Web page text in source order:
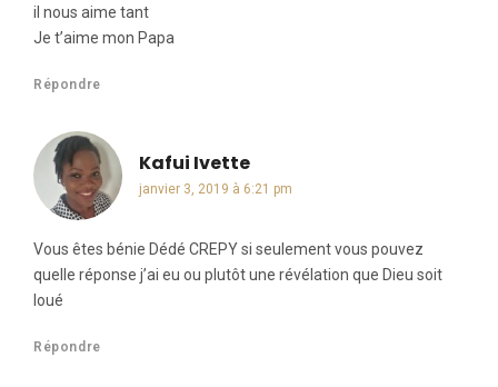
il nous aime tant
Je t’aime mon Papa
Répondre
Kafui Ivettedit :
janvier 3, 2019 à 6:21 pm
Vous êtes bénie Dédé CREPY si seulement vous pouvez
quelle réponse j’ai eu ou plutôt une révélation que Dieu soit
loué
Répondre